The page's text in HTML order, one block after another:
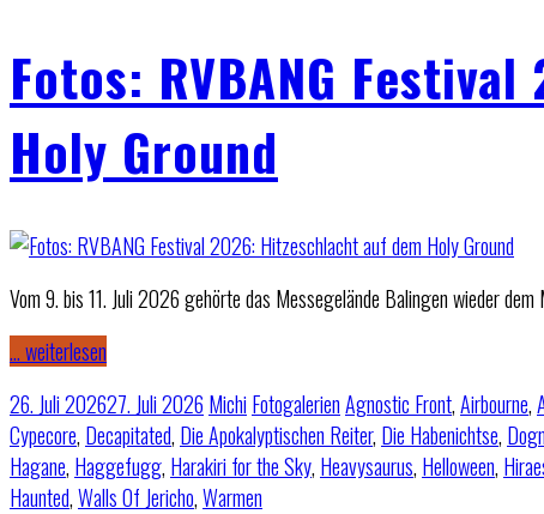
Fotos: RVBANG
Holy Ground
Vom 9. bis 11. Juli 2026 gehörte das Messegelände Balingen wieder
… weiterlesen
26. Juli 202627. Juli 2026 Michi FotogalerienAgnostic Front,Airbourne,
Cypecore, Decapitated, Die Apokalyptischen Reiter, Die Habenichtse,
Hagane, Haggefugg, Harakiri for the Sky, Heavysaurus, Helloween,
Haunted,Walls Of Jericho,Warmen